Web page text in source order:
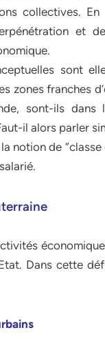
collectives.
et
sont
zones franches
sont-ils dans
il alors parler
notion de
Dans cette